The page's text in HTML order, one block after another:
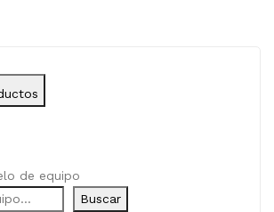
de equipo
Buscar